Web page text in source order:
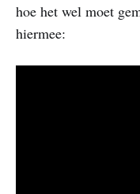
hoe het wel moet
hiermee: